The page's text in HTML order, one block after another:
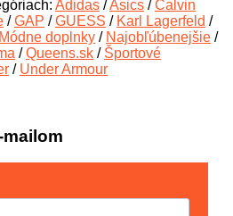
Adidas /Asics /Calvin
/GAP /GUESS / Karl Lagerfeld /
Módne doplnky / Najobľúbenejšie /
/Queens.sk / Športové
/ Under Armour